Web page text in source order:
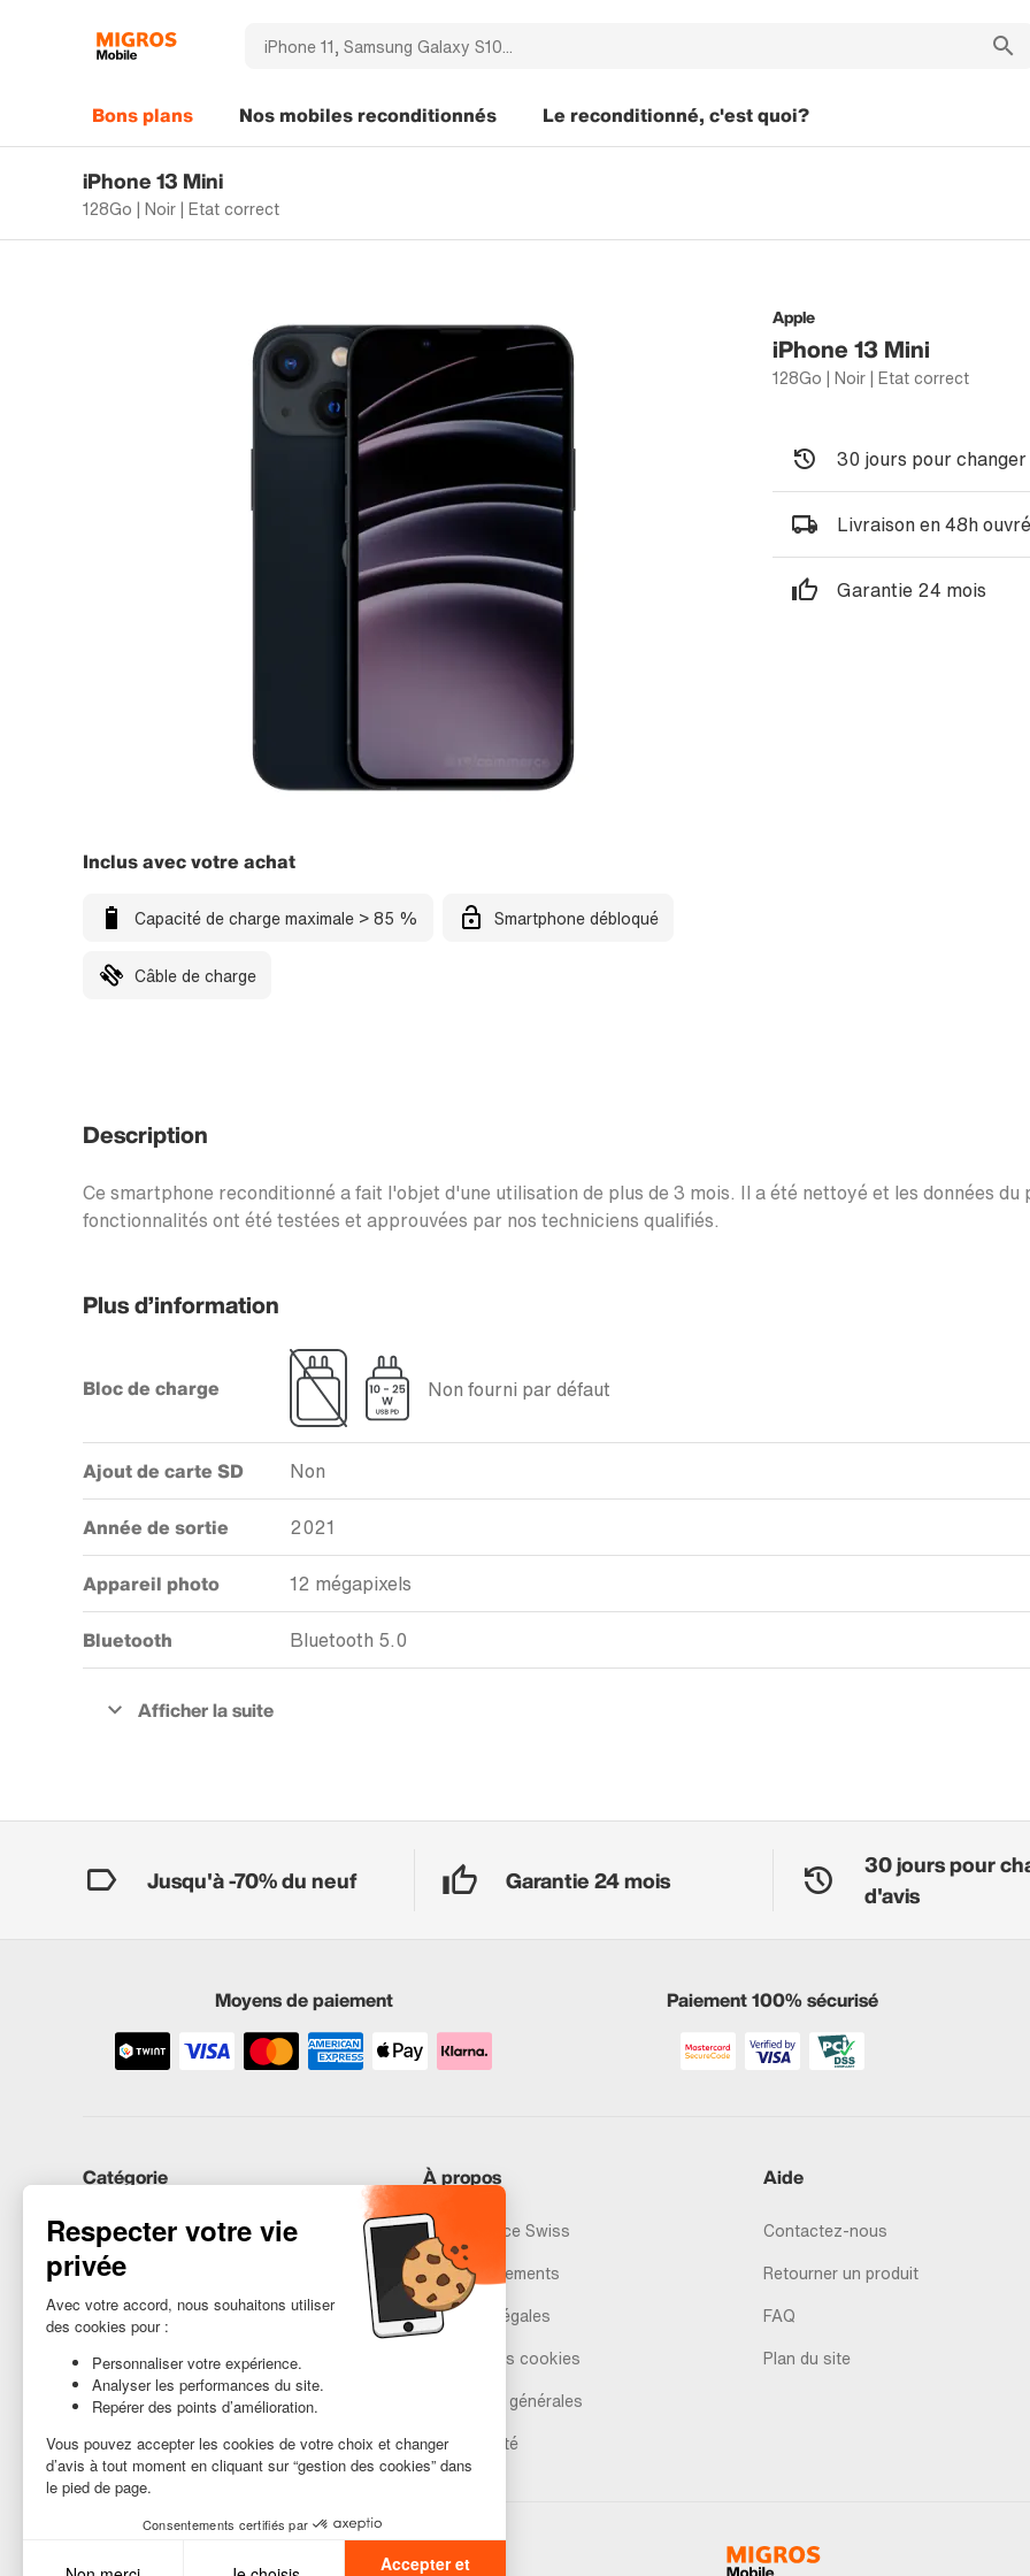
Bons plans Nos mobiles reconditionnés Le reconditionné, c'est quoi?
iPhone 13 Mini
128Go | Noir | Etat correct
Apple
iPhone 13 Mini
128Go | Noir | Etat correct
Inclus avec votre achat
Capacité de charge maximale > 85 % Smartphone débloqué
Câble de charge
30 jours pour
Livraison en 48h
Garantie 24 mois
Description
Ce smartphone reconditionné a fait l'objet d'une utilisation de plus de 3 mois. Il a été nettoyé et les données
fonctionnalités ont été testées et approuvées par nos techniciens qualifiés.
Plus d’information
Bloc de charge Non fourni par défaut
Ajout de carte SD Non
Année de sortie 2021
Appareil photo 12 mégapixels
Bluetooth Bluetooth 5.0
Jusqu'à -70% du neuf Garantie 24 mois
30 jours pour
d'avis
Moyens de paiement Paiement 100% sécurisé
Catégorie
iPhones
Samsung
Huawei
Besoin d’aide ?
À propos
Recommerce Swiss
Nos engagements
Mentions légales
Gestion des cookies
Conditions générales
Accessibilité
Aide
Contactez-nous
Retourner un produit
FAQ
Plan du site